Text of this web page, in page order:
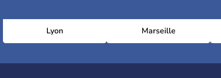
Lyon Marseille